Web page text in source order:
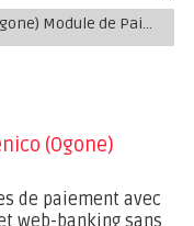
WordPress E-Commerce Ingenico (Ogone) Module de Paiement
(Ogone)
de paiement avec
web-banking sans